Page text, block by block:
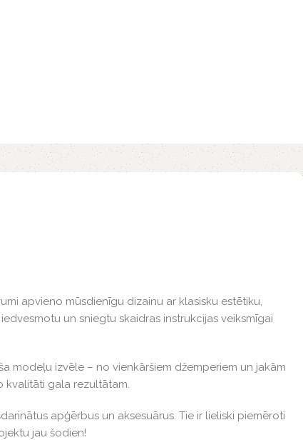
apvieno mūsdienīgu dizainu ar klasisku estētiku,
un sniegtu skaidras instrukcijas veiksmīgai
modeļu izvēle – no vienkāršiem džemperiem un jakām
kvalitāti gala rezultātam.
apģērbus un aksesuārus. Tie ir lieliski piemēroti
jau šodien!